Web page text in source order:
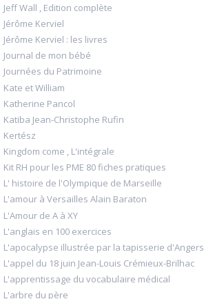
Jeff Wall , Edition complète
Jérôme Kerviel
Jérôme Kerviel : les livres
Journal de mon bébé
Journées du Patrimoine
Kate et William
Katherine Pancol
Katiba Jean-Christophe Rufin
Kertész
Kingdom come , L'intégrale
Kit RH pour les PME 80 fiches pratiques
L' histoire de l'Olympique de Marseille
L'amour à Versailles Alain Baraton
L'Amour de A à XY
L'anglais en 100 exercices
L'apocalypse illustrée par la tapisserie d'Angers
L'appel du 18 juin Jean-Louis Crémieux-Brilhac
L'apprentissage du vocabulaire médical
L'arbre du père